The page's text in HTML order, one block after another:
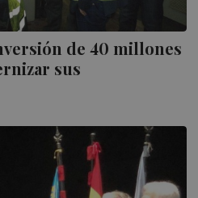
de 40 millones
sus